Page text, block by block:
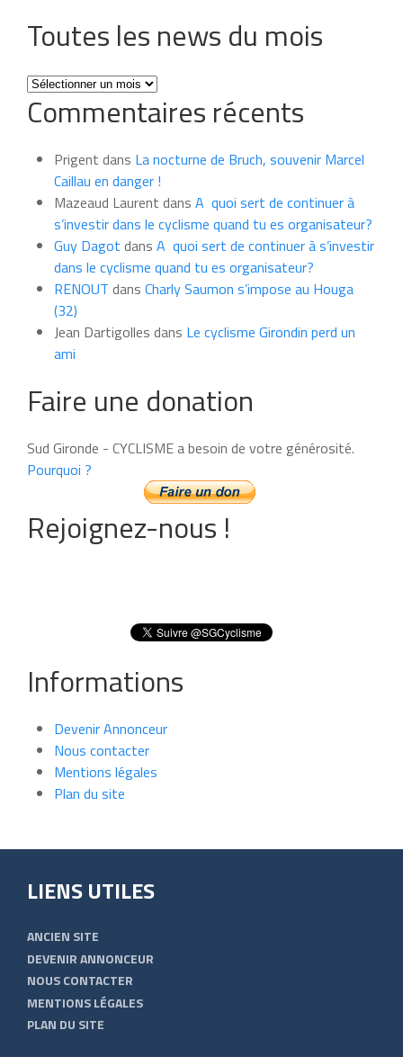
Toutes les news du mois
Toutes
les
news
mois
Commentaires récents
Prigent dans La nocturne de Bruch, souvenir Marcel
Caillau en danger !
Mazeaud Laurent dans A quoi sert de continuer à
s’investir dans le cyclisme quand tu es organisateur?
Guy Dagot dans A quoi sert de continuer à s’investir
dans le cyclisme quand tu es organisateur?
RENOUT dans Charly Saumon s’impose au Houga
(32)
Jean Dartigolles dans Le cyclisme Girondin perd un
ami
Faire une donation
Sud Gironde - CYCLISME a besoin de votre générosité.
Pourquoi ?
Rejoignez-nous !
Informations
Devenir Annonceur
Nous contacter
Mentions légales
Plan du site
LIENS UTILES
ANCIEN SITE
DEVENIR ANNONCEUR
NOUS CONTACTER
MENTIONS LÉGALES
PLAN DU SITE